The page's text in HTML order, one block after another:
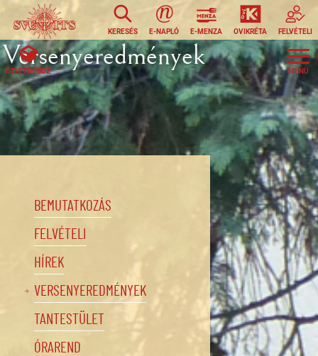
Ugrás a tartalomra
KERESÉS E-NAPLÓ E-MENZA OVIKRÉTA FELVÉTELI
ÖTLETDOBOZ
Versenyeredmények
BEMUTATKOZÁS
FELVÉTELI
HÍREK
VERSENYEREDMÉNYEK
TANTESTÜLET
ÓRAREND